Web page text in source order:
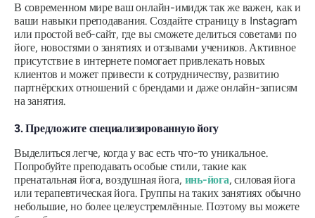
В современном мире ваш онлайн-имидж так же важен, как и
ваши навыки преподавания. Создайте страницу в Instagram
или простой веб-сайт, где вы сможете делиться советами по
йоге, новостями о занятиях и отзывами учеников. Активное
присутствие в интернете помогает привлекать новых
клиентов и может привести к сотрудничеству, развитию
партнёрских отношений с брендами и даже онлайн-записям
на занятия.
3. Предложите специализированную йогу
Выделиться легче, когда у вас есть что-то уникальное.
Попробуйте преподавать особые стили, такие как
пренатальная йога, воздушная йога, инь-йога, силовая йога
или терапевтическая йога. Группы на таких занятиях обычно
небольшие, но более целеустремлённые. Поэтому вы можете